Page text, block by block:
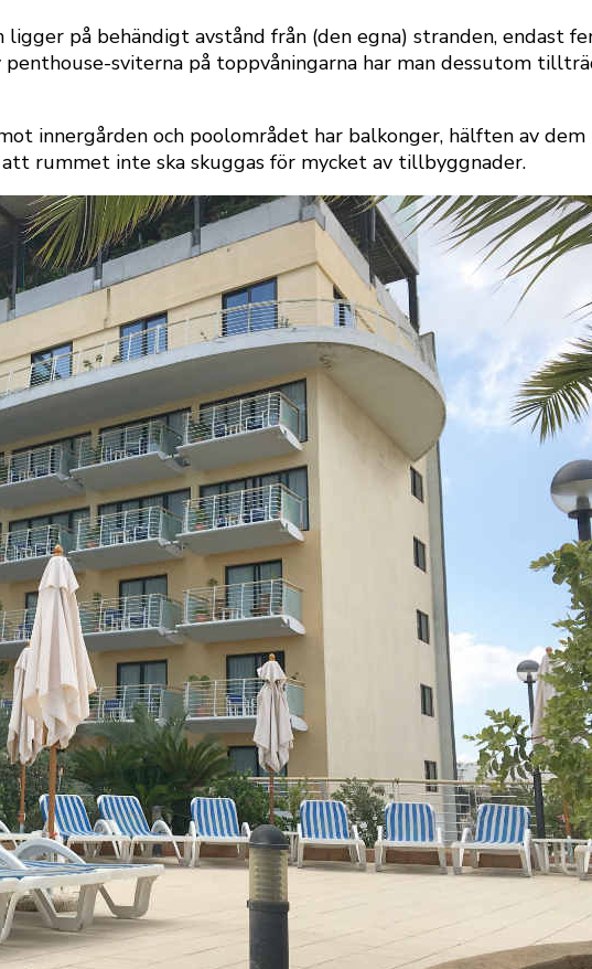
på behändigt avstånd från (den egna) stranden, endast
sviterna på toppvåningarna har man dessutom
innergården och poolområdet har balkonger, hälften av
rummet inte ska skuggas för mycket av tillbyggnader.